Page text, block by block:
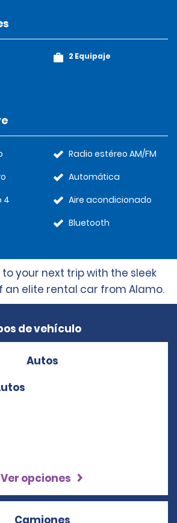
2 Equipaje
4
Radio estéreo AM/FM
Automática
Aire acondicionado
Bluetooth
your next trip with the sleek
an elite rental car from Alamo.
de vehículo
Autos
Ver opciones
Camiones